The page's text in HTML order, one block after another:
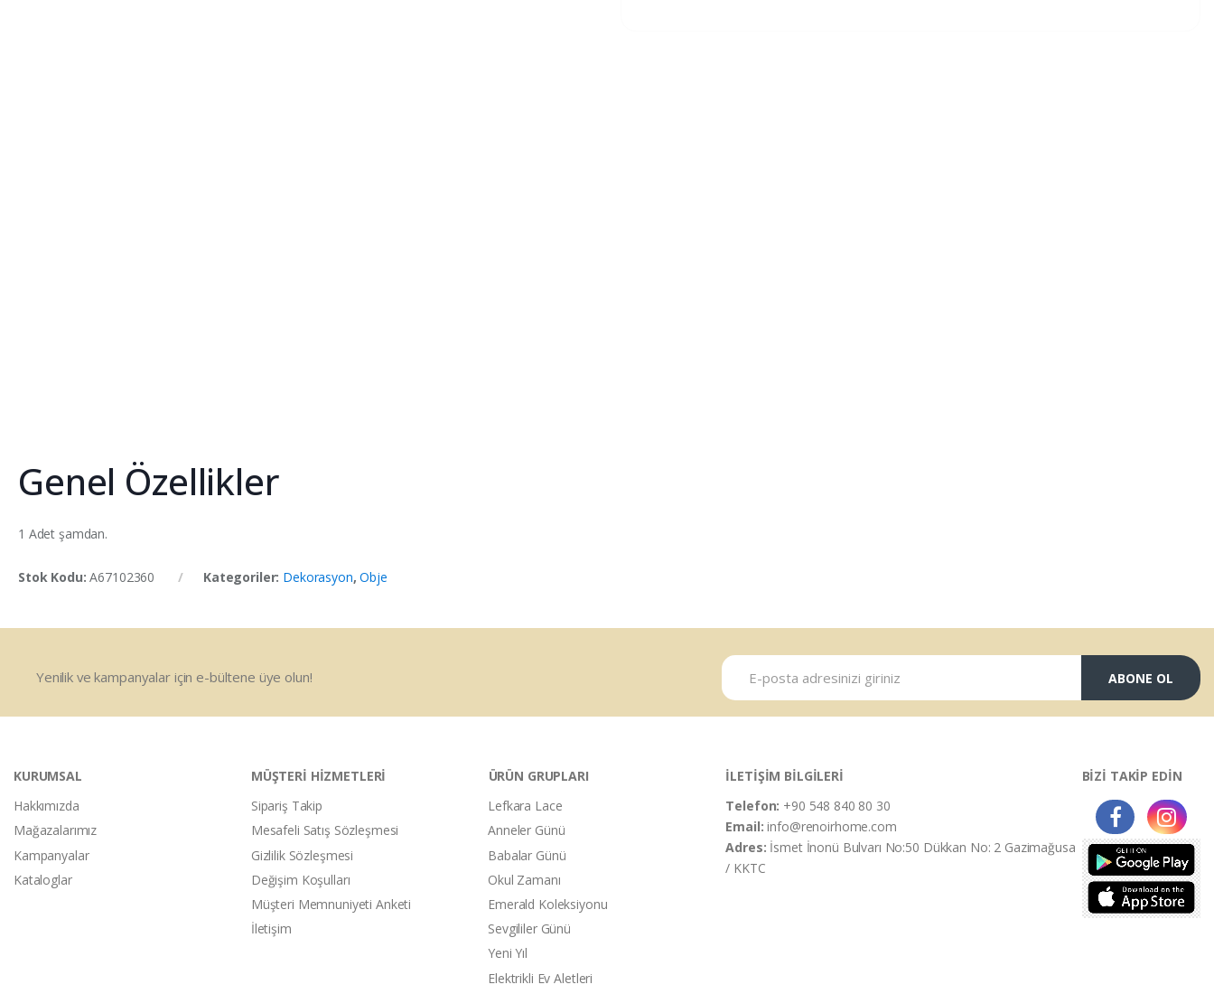
Genel Özellikler
1 Adet şamdan.
Stok Kodu:A67102360 Kategoriler: Dekorasyon,Obje
Yenilik ve kampanyalar için e-bültene üye olun! ABONE OL
KURUMSAL
Hakkımızda
Mağazalarımız
Kampanyalar
Kataloglar
MÜŞTERİ HİZMETLERİ
Sipariş Takip
Mesafeli Satış Sözleşmesi
Gizlilik Sözleşmesi
Değişim Koşulları
Müşteri Memnuniyeti Anketi
İletişim
ÜRÜN GRUPLARI
Lefkara Lace
Anneler Günü
Babalar Günü
Okul Zamanı
Emerald Koleksiyonu
Sevgililer Günü
Yeni Yıl
Elektrikli Ev Aletleri
İLETİŞİM BİLGİLERİ
Telefon: +90 548 840 80 30
Email:info@renoirhome.com
Adres: İsmet İnonü Bulvarı No:50 Dükkan No: 2 Gazimağusa
/ KKTC
BİZİ TAKİP EDİN